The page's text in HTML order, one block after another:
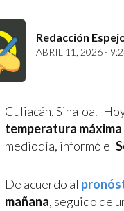
Redacción
ABRIL 11, 2026 -
Culiacán, Sinaloa.-
temperatura
mediodía, informó el
De acuerdo al
mañana, seguido de